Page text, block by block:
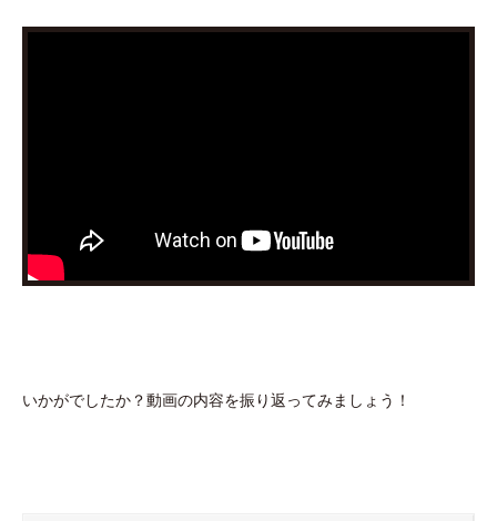
いかがでしたか？動画の内容を振り返ってみましょう！